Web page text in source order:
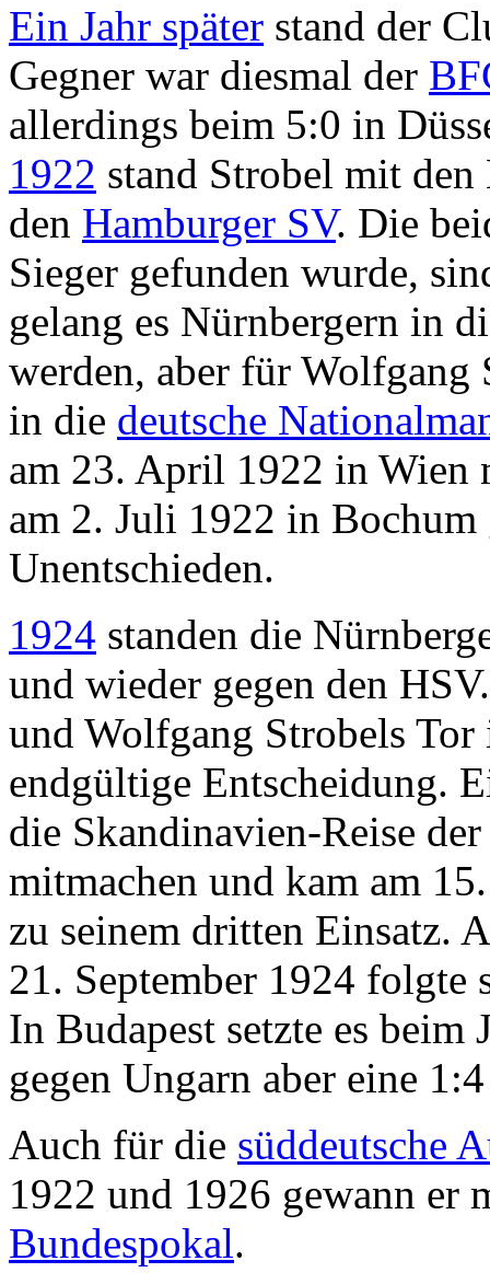
Ein Jahr später stand der
Gegner war diesmal der
allerdings beim 5:0 in
1922 stand Strobel mit
den Hamburger SV. Die
Sieger gefunden wurde,
gelang es Nürnbergern in
werden, aber für Wolfgang
in die deutsche
am 23. April 1922 in Wien
am 2. Juli 1922 in Bochum
Unentschieden.
1924 standen die
und wieder gegen den
und Wolfgang Strobels
endgültige Entscheidung.
die Skandinavien-Reise
mitmachen und kam am
zu seinem dritten Einsatz.
21. September 1924 folgte
In Budapest setzte es
gegen Ungarn aber eine
Auch für die süddeutsche
1922 und 1926 gewann er
Bundespokal.